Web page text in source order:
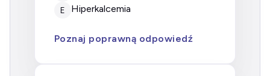
E hiperkalcemia
Poznaj poprawną odpowiedź